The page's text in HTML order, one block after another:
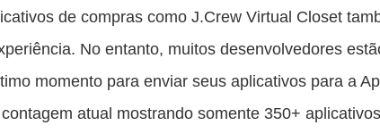
de compras como J.Crew Virtual Closet
No entanto, muitos desenvolvedores
momento para enviar seus aplicativos para a
atual mostrando somente 350+ aplicativos